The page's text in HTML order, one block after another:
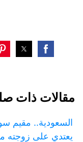
مقالات ذات
السعودية.. مقيم
يعتدي على زوجته